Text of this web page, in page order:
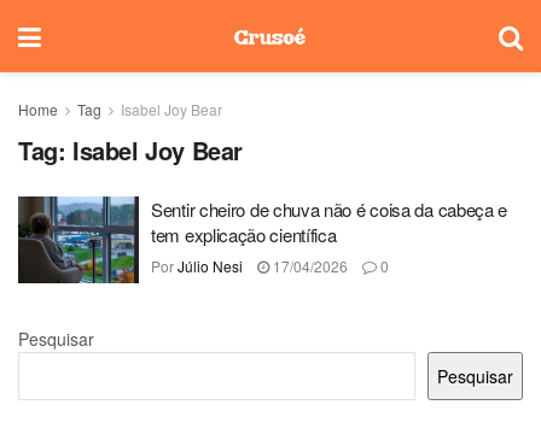
Home Tag Isabel Joy Bear
Tag: Isabel Joy Bear
Sentir cheiro de chuva não é coisa da cabeça e
tem explicação científica
PorJúlio Nesi 17/04/2026 0
Pesquisar
Pesquisar